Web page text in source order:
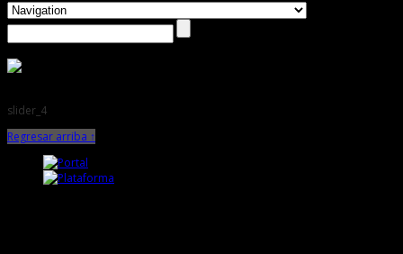
slider_4
Regresar arriba ↑